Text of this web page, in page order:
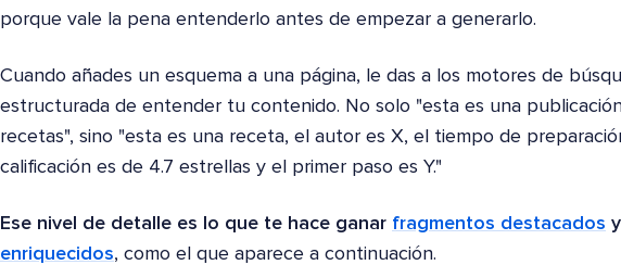
porque vale la pena entenderlo antes de empezar a generarlo.
Cuando añades un esquema a una página, le das a los motores de
estructurada de entender tu contenido. No solo "esta es una
recetas", sino "esta es una receta, el autor es X, el tiempo de
calificación es de 4.7 estrellas y el primer paso es Y."
Ese nivel de detalle es lo que te hace ganar fragmentos destacados y
enriquecidos, como el que aparece a continuación.